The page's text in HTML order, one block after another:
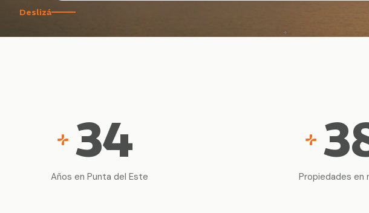
Deslizá
34
Años en Punta del Este Propiedades en